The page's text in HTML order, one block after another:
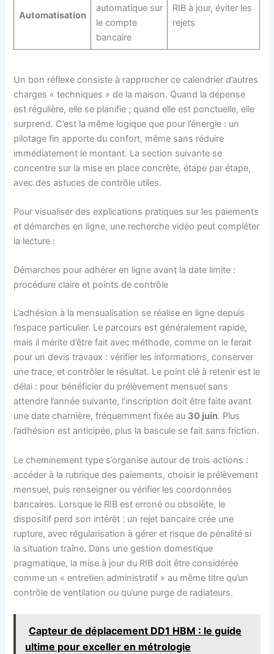
Automatisation
automatique sur
le compte
bancaire
RIB à jour, éviter les
rejets
Un bon réflexe consiste à rapprocher ce calendrier d’autres
charges « techniques » de la maison. Quand la dépense
est régulière, elle se planifie ; quand elle est ponctuelle, elle
surprend. C’est la même logique que pour l’énergie : un
pilotage fin apporte du confort, même sans réduire
immédiatement le montant. La section suivante se
concentre sur la mise en place concrète, étape par étape,
avec des astuces de contrôle utiles.
Pour visualiser des explications pratiques sur les paiements
et démarches en ligne, une recherche vidéo peut compléter
la lecture :
Démarches pour adhérer en ligne avant la date limite :
procédure claire et points de contrôle
L’adhésion à la mensualisation se réalise en ligne depuis
l’espace particulier. Le parcours est généralement rapide,
mais il mérite d’être fait avec méthode, comme on le ferait
pour un devis travaux : vérifier les informations, conserver
une trace, et contrôler le résultat. Le point clé à retenir est le
délai : pour bénéficier du prélèvement mensuel sans
attendre l’année suivante, l’inscription doit être faite avant
une date charnière, fréquemment fixée au 30 juin. Plus
l’adhésion est anticipée, plus la bascule se fait sans friction.
Le cheminement type s’organise autour de trois actions :
accéder à la rubrique des paiements, choisir le prélèvement
mensuel, puis renseigner ou vérifier les coordonnées
bancaires. Lorsque le RIB est erroné ou obsolète, le
dispositif perd son intérêt : un rejet bancaire crée une
rupture, avec régularisation à gérer et risque de pénalité si
la situation traîne. Dans une gestion domestique
pragmatique, la mise à jour du RIB doit être considérée
comme un « entretien administratif » au même titre qu’un
contrôle de ventilation ou qu’une purge de radiateurs.
Capteur de déplacement DD1 HBM : le guide
ultime pour exceller en métrologie